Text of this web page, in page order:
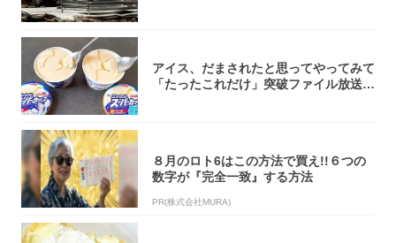
アイス、だまされたと思ってやってみて
「たったこれだけ」突破ファイル放送で
８月のロト6はこの方法で買え!!６つの
数字が『完全一致』する方法
PR(株式会社MURA)